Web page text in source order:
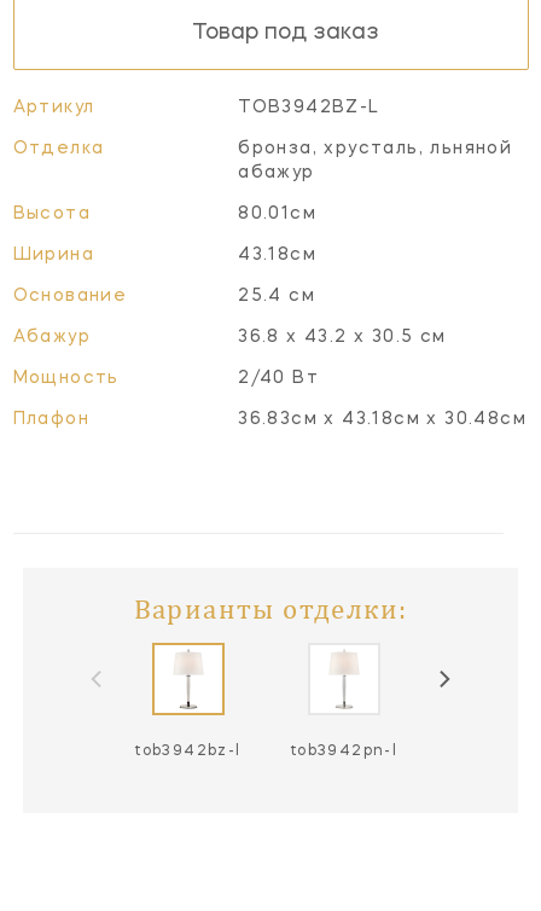
Товар под заказ
Артикул TOB3942BZ-L
Отделка
бронза, хрусталь, льняной
абажур
Высота 80.01см
Ширина 43.18см
Основание 25.4 см
Абажур 36.8 х 43.2 х 30.5 см
Мощность 2/40 Вт
Плафон 36.83см x 43.18см x 30.48см
Варианты отделки:
tob3942bz-l tob3942pn-l